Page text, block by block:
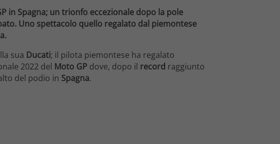
in Spagna; un trionfo eccezionale dopo la pole
Uno spettacolo quello regalato dal piemontese
sua Ducati; il pilota piemontese ha regalato
2022 del Moto GP dove, dopo il record raggiunto
del podio in Spagna.